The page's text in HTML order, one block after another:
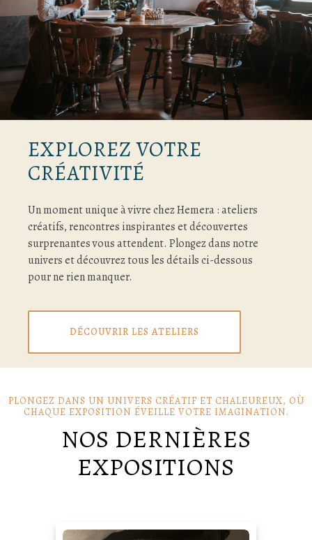
EXPLOREZ VOTRE
CRÉATIVITÉ
Un moment unique à vivre chez Hemera : ateliers
créatifs, rencontres inspirantes et découvertes
surprenantes vous attendent. Plongez dans notre
univers et découvrez tous les détails ci-dessous
pour ne rien manquer.
DÉCOUVRIR LES ATELIERS
PLONGEZ DANS UN UNIVERS CRÉATIF ET CHALEUREUX, OÙ
CHAQUE EXPOSITION ÉVEILLE VOTRE IMAGINATION.
NOS DERNIÈRES
EXPOSITIONS